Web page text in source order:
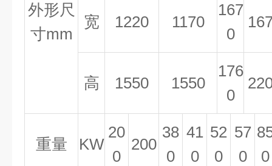
外形尺
寸mm
宽 1220 1170
167
0
高 1550 1550
176
0
重量 KW
20
0
200
38
0
41
0
52
0
57
0
0